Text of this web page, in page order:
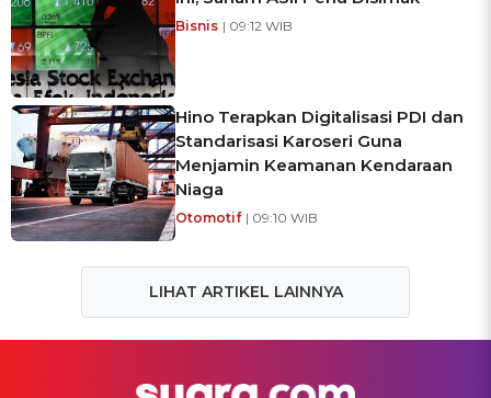
Bisnis | 09:12 WIB
Hino Terapkan Digitalisasi PDI dan
Standarisasi Karoseri Guna
Menjamin Keamanan Kendaraan
Niaga
Otomotif | 09:10 WIB
LIHAT ARTIKEL LAINNYA